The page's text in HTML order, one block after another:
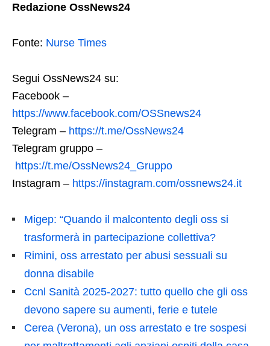
Redazione OssNews24
Fonte: Nurse Times
Segui OssNews24 su:
Facebook –
https://www.facebook.com/OSSnews24
Telegram – https://t.me/OssNews24
Telegram gruppo –
https://t.me/OssNews24_Gruppo
Instagram – https://instagram.com/ossnews24.it
Migep: “Quando il malcontento degli oss si
trasformerà in partecipazione collettiva?
Rimini, oss arrestato per abusi sessuali su
donna disabile
Ccnl Sanità 2025-2027: tutto quello che gli oss
devono sapere su aumenti, ferie e tutele
Cerea (Verona), un oss arrestato e tre sospesi